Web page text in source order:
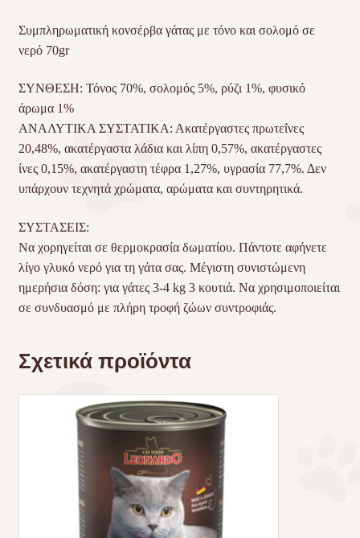
Συμπληρωματική κονσέρβα γάτας με τόνο και σολομό σε
νερό 70gr
ΣΥΝΘΕΣΗ: Τόνος 70%, σολομός 5%, ρύζι 1%, φυσικό
άρωμα 1%
ΑΝΑΛΥΤΙΚΑ ΣΥΣΤΑΤΙΚΑ: Ακατέργαστες πρωτεΐνες
20,48%, ακατέργαστα λάδια και λίπη 0,57%, ακατέργαστες
ίνες 0,15%, ακατέργαστη τέφρα 1,27%, υγρασία 77,7%. Δεν
υπάρχουν τεχνητά χρώματα, αρώματα και συντηρητικά.
ΣΥΣΤΑΣΕΙΣ:
Να χορηγείται σε θερμοκρασία δωματίου. Πάντοτε αφήνετε
λίγο γλυκό νερό για τη γάτα σας. Μέγιστη συνιστώμενη
ημερήσια δόση: για γάτες 3-4 kg 3 κουτιά. Να χρησιμοποιείται
σε συνδυασμό με πλήρη τροφή ζώων συντροφιάς.
Σχετικά προϊόντα